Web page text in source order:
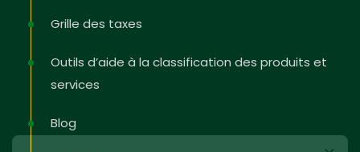
Grille des taxes
Outils d’aide à la classification des produits et
services
Blog